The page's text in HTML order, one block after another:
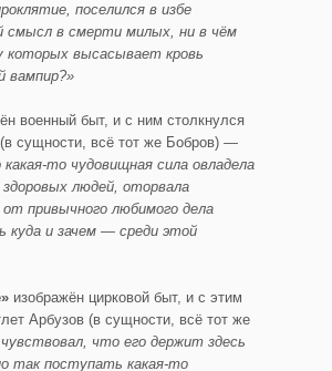
поселился в избе
смысл в смерти милых, ни в чём
которых высасывает кровь
вампир?»
военный быт, и с ним столкнулся
сущности, всё тот же Бобров) —
то чудовищная сила овладела
людей, оторвала
привычного любимого дела
куда и зачем — среди этой
изображён цирковой быт, и с этим
Арбузов (в сущности, всё тот же
что его держит здесь
так поступать какая-то